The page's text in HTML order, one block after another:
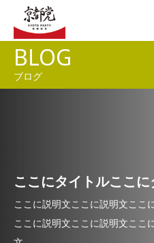
BLOG
ブログ
ここにタイトルここ
ここに説明文ここに説明文ここ
ここに説明文ここに説明文ここ